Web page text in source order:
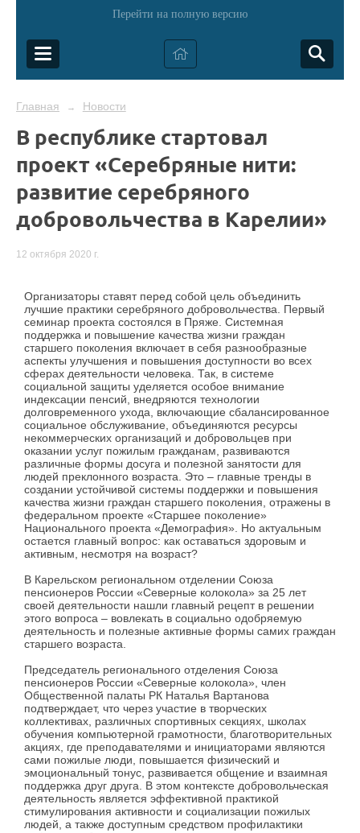
Перейти на полную версию
Главная → Новости
В республике стартовал
проект «Серебряные нити:
развитие серебряного
добровольчества в Карелии»
12 октября 2020 г.
Организаторы ставят перед собой цель объединить
лучшие практики серебряного добровольчества. Первый
семинар проекта состоялся в Пряже. Системная
поддержка и повышение качества жизни граждан
старшего поколения включает в себя разнообразные
аспекты улучшения и повышения доступности во всех
сферах деятельности человека. Так, в системе
социальной защиты уделяется особое внимание
индексации пенсий, внедряются технологии
долговременного ухода, включающие сбалансированное
социальное обслуживание, объединяются ресурсы
некоммерческих организаций и добровольцев при
оказании услуг пожилым гражданам, развиваются
различные формы досуга и полезной занятости для
людей преклонного возраста. Это – главные тренды в
создании устойчивой системы поддержки и повышения
качества жизни граждан старшего поколения, отражены в
федеральном проекте «Старшее поколение»
Национального проекта «Демография». Но актуальным
остается главный вопрос: как оставаться здоровым и
активным, несмотря на возраст?
В Карельском региональном отделении Союза
пенсионеров России «Северные колокола» за 25 лет
своей деятельности нашли главный рецепт в решении
этого вопроса – вовлекать в социально одобряемую
деятельность и полезные активные формы самих граждан
старшего возраста.
Председатель регионального отделения Союза
пенсионеров России «Северные колокола», член
Общественной палаты РК Наталья Вартанова
подтверждает, что через участие в творческих
коллективах, различных спортивных секциях, школах
обучения компьютерной грамотности, благотворительных
акциях, где преподавателями и инициаторами являются
сами пожилые люди, повышается физический и
эмоциональный тонус, развивается общение и взаимная
поддержка друг друга. В этом контексте добровольческая
деятельность является эффективной практикой
стимулирования активности и социализации пожилых
людей, а также доступным средством профилактики